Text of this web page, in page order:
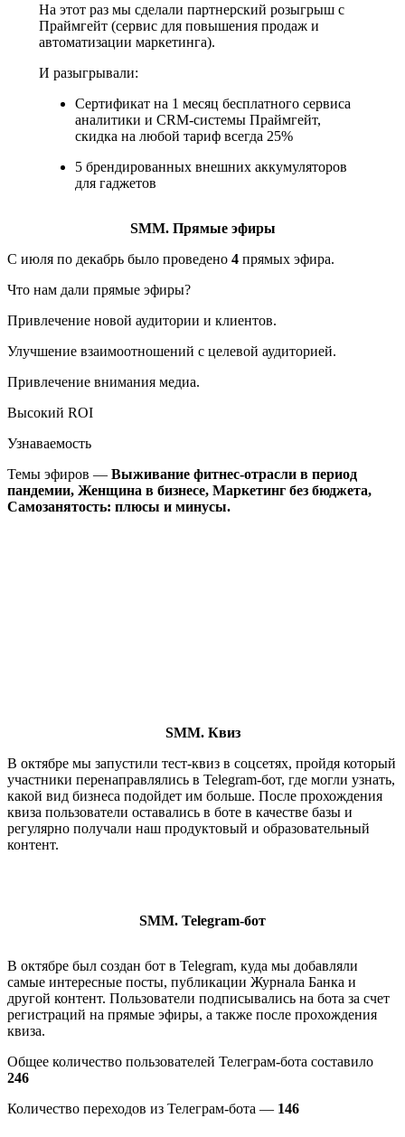
На этот раз мы сделали партнерский розыгрыш с
Праймгейт (сервис для повышения продаж и
автоматизации маркетинга).
И разыгрывали:
Сертификат на 1 месяц бесплатного сервиса
аналитики и CRM-системы Праймгейт,
скидка на любой тариф всегда 25%
5 брендированных внешних аккумуляторов
для гаджетов
SMM. Прямые эфиры
С июля по декабрь было проведено 4 прямых эфира.
Что нам дали прямые эфиры?
Привлечение новой аудитории и клиентов.
Улучшение взаимоотношений с целевой аудиторией.
Привлечение внимания медиа.
Высокий ROI
Узнаваемость
Темы эфиров — Выживание фитнес-отрасли в период
пандемии, Женщина в бизнесе, Маркетинг без бюджета,
Самозанятость: плюсы и минусы.
SMM. Квиз
В октябре мы запустили тест-квиз в соцсетях, пройдя который
участники перенаправлялись в Telegram-бот, где могли узнать,
какой вид бизнеса подойдет им больше. После прохождения
квиза пользователи оставались в боте в качестве базы и
регулярно получали наш продуктовый и образовательный
контент.
SMM. Telegram-бот
В октябре был создан бот в Telegram, куда мы добавляли
самые интересные посты, публикации Журнала Банка и
другой контент. Пользователи подписывались на бота за счет
регистраций на прямые эфиры, а также после прохождения
квиза.
Общее количество пользователей Телеграм-бота составило
246
Количество переходов из Телеграм-бота — 146